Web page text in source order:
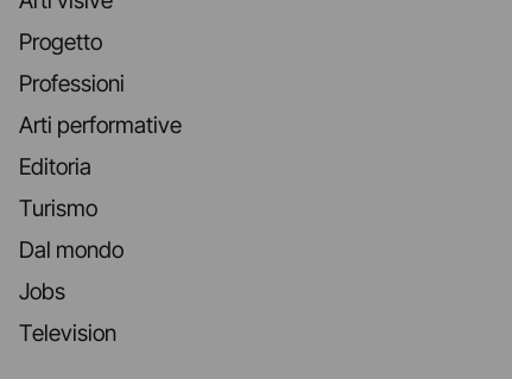
Progetto
Professioni
Arti performative
Editoria
Turismo
Dal mondo
Jobs
Television